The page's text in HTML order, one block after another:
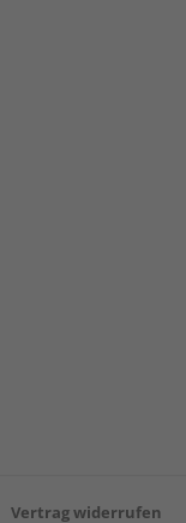
Vertrag widerrufen